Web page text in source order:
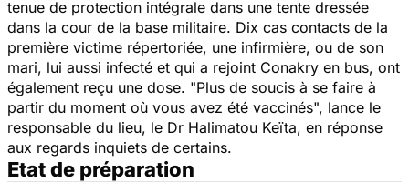
tenue de protection intégrale dans une tente dressée
dans la cour de la base militaire. Dix cas contacts de la
première victime répertoriée, une infirmière, ou de son
mari, lui aussi infecté et qui a rejoint Conakry en bus, ont
également reçu une dose. "Plus de soucis à se faire à
partir du moment où vous avez été vaccinés", lance le
responsable du lieu, le Dr Halimatou Keïta, en réponse
aux regards inquiets de certains.
Etat de préparation